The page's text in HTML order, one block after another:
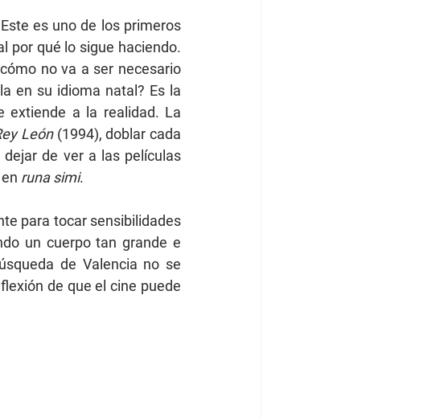
es uno de los primeros
por qué lo sigue haciendo.
no va a ser necesario
en su idioma natal? Es la
extiende a la realidad. La
León (1994), doblar cada
de ver a las películas
runa simi.
para tocar sensibilidades
un cuerpo tan grande e
de Valencia no se
de que el cine puede